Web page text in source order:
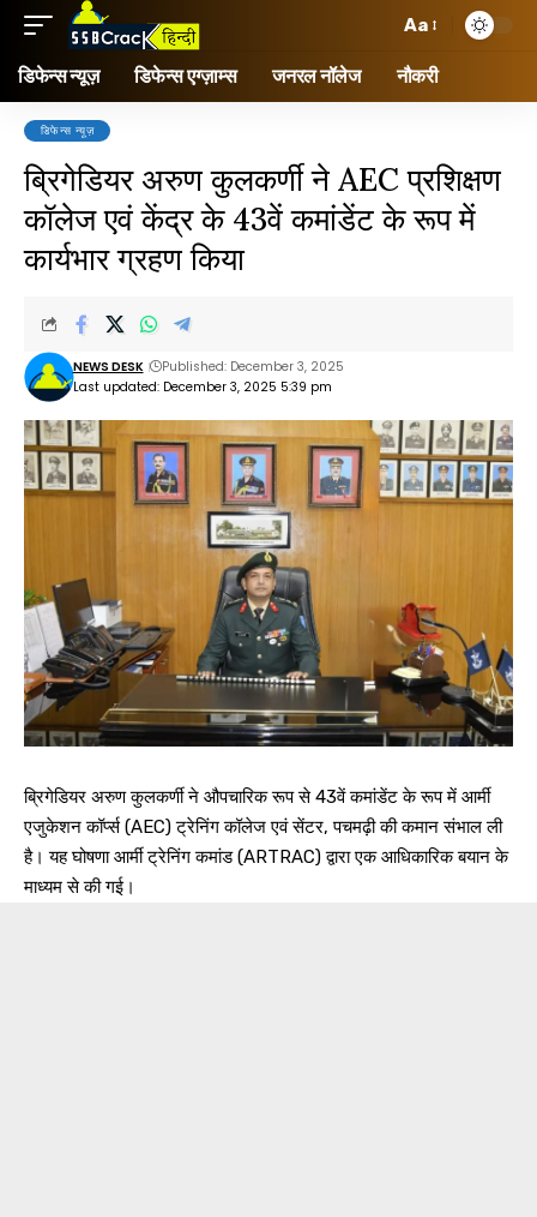
Aa
डिफेन्स न्यूज़ डिफेन्स एग्ज़ाम्स जनरल नॉलेज नौकरी
डिफेन्स न्यूज़
ब्रिगेडियर अरुण कुलकर्णी ने AEC प्रशिक्षण
कॉलेज एवं केंद्र के 43वें कमांडेंट के रूप में
कार्यभार ग्रहण किया
Last updated: December 3, 2025 5:39 pm
NEWS DESK Published: December 3, 2025
ब्रिगेडियर अरुण कुलकर्णी ने औपचारिक रूप से 43वें कमांडेंट के रूप में आर्मी
एजुकेशन कॉर्प्स (AEC) ट्रेनिंग कॉलेज एवं सेंटर, पचमढ़ी की कमान संभाल ली
है। यह घोषणा आर्मी ट्रेनिंग कमांड (ARTRAC) द्वारा एक आधिकारिक बयान के
माध्यम से की गई।